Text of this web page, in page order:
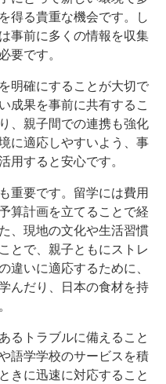
得る貴重な機会です。し
事前に多くの情報を収集
要です。
明確にすることが大切で
成果を事前に共有するこ
、親子間での連携も強化
に適応しやすいよう、事
用すると安心です。
重要です。留学には費用
算計画を立てることで経
、現地の文化や生活習慣
とで、親子ともにストレ
違いに適応するために、
んだり、日本の食材を持
るトラブルに備えること
語学学校のサービスを積
きに迅速に対応すること